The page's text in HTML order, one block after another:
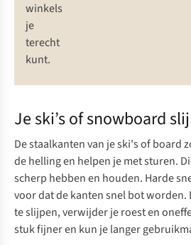
winkels
je
terecht
kunt.
Je ski’s of snowboard
De staalkanten van je ski's of board
de helling en helpen je met sturen.
scherp hebben en houden. Harde
voor dat de kanten snel bot worden.
te slijpen, verwijder je roest en
stuk fijner en kun je langer